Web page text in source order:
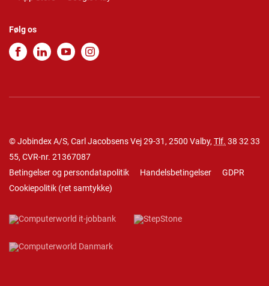
Følg os
© Jobindex A/S, Carl Jacobsens Vej 29-31, 2500 Valby, Tlf. 38 32 33
55, CVR-nr. 21367087
Betingelser og persondatapolitik
Handelsbetingelser
GDPR
Cookiepolitik (ret samtykke)